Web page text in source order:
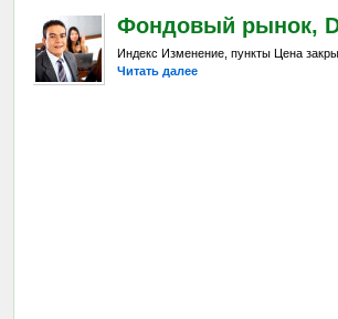
Фондовый рынок,
Индекс Изменение, пункты Цена
Читать далее